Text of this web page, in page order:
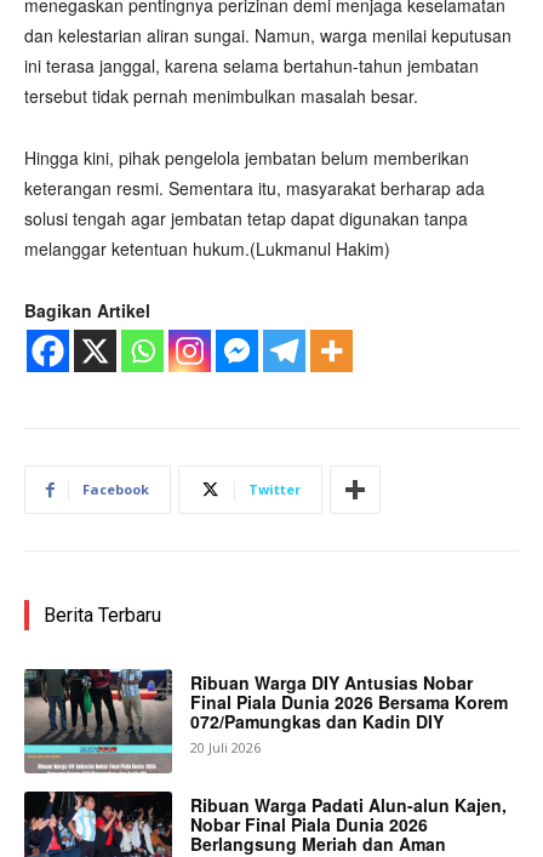
menegaskan pentingnya perizinan demi menjaga keselamatan
dan kelestarian aliran sungai. Namun, warga menilai keputusan
ini terasa janggal, karena selama bertahun-tahun jembatan
tersebut tidak pernah menimbulkan masalah besar.
Hingga kini, pihak pengelola jembatan belum memberikan
keterangan resmi. Sementara itu, masyarakat berharap ada
solusi tengah agar jembatan tetap dapat digunakan tanpa
melanggar ketentuan hukum.(Lukmanul Hakim)
Bagikan Artikel
Facebook Twitter
Berita Terbaru
Ribuan Warga DIY Antusias Nobar
Final Piala Dunia 2026 Bersama Korem
072/Pamungkas dan Kadin DIY
20 Juli 2026
Ribuan Warga Padati Alun-alun Kajen,
Nobar Final Piala Dunia 2026
Berlangsung Meriah dan Aman